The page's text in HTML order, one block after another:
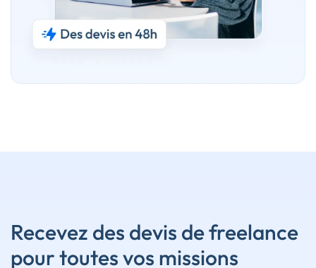
Recevez des devis de freelance
pour toutes vos missions